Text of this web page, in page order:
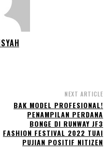
NEXT ARTICLE
BAK MODEL PROFESIONAL!
PENAMPILAN PERDANA
BONGE DI RUNWAY JF3
FASHION FESTIVAL 2022 TUAI
PUJIAN POSITIF NITIZEN